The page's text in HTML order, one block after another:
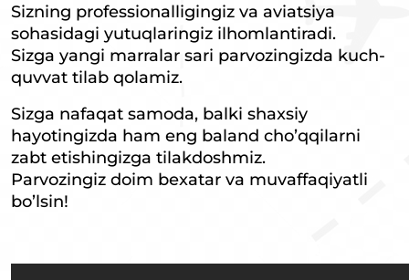
Sizning professionalligingiz va aviatsiya
sohasidagi yutuqlaringiz ilhomlantiradi.
Sizga yangi marralar sari parvozingizda kuch-
quvvat tilab qolamiz.
Sizga nafaqat samoda, balki shaxsiy
hayotingizda ham eng baland cho’qqilarni
zabt etishingizga tilakdoshmiz.
Parvozingiz doim bexatar va muvaffaqiyatli
bo’lsin!